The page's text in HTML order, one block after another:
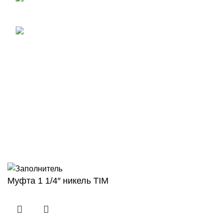
Муфта 1 1/4″ никель TIM